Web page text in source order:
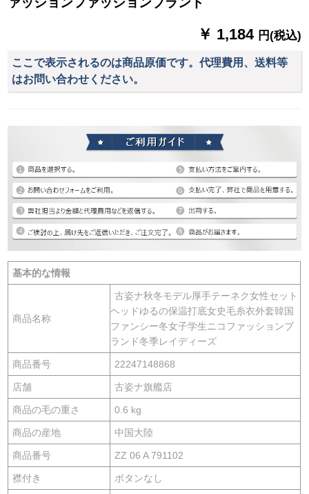
￥ 1,184 円(税込)
ここで表示されるのは商品原価です。代理費用、送料等
はお問い合わせください。
基本的な情報
商品名称
古姿ナ秋冬モデル厚手テーネク女性セット
ヘッドゆるの保温打底女史毛糸衣外套韓国
ファンシー冬女子学生ニコファッションブ
ランド冬季レイディーズ
商品番号 22247148868
店舗 古姿ナ旗艦店
商品の毛の重さ 0.6 kg
商品の産地 中国大陸
商品番号 ZZ 06 A 791102
襟付き ボタンなし